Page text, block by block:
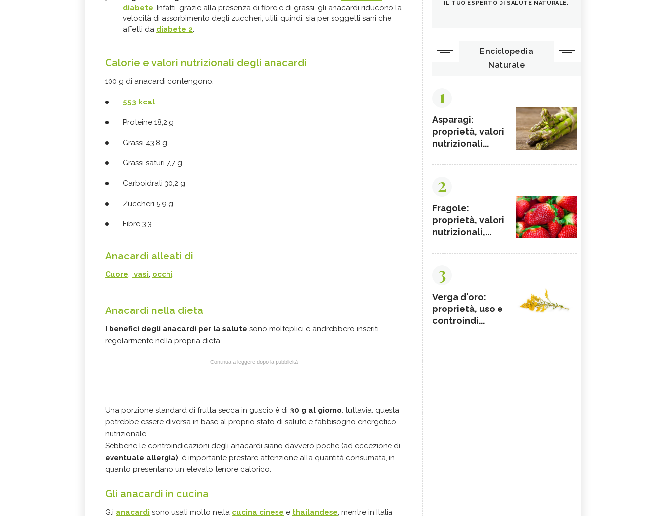
diabete. Infatti. grazie alla presenza di fibre e di grassi, gli anacardi riducono la
velocità di assorbimento degli zuccheri, utili, quindi, sia per soggetti sani che
affetti da diabete 2.
Calorie e valori nutrizionali degli anacardi
100 g di anacardi contengono:
553 kcal
Proteine 18,2 g
Grassi 43,8 g
Grassi saturi 7,7 g
Carboidrati 30,2 g
Zuccheri 5,9 g
Fibre 3,3
Anacardi alleati di
Cuore, vasi, occhi.
Anacardi nella dieta
I benefici degli anacardi per la salute sono molteplici e andrebbero inseriti
regolarmente nella propria dieta.
Continua a leggere dopo la pubblicità
Una porzione standard di frutta secca in guscio è di 30 g al giorno, tuttavia, questa
potrebbe essere diversa in base al proprio stato di salute e fabbisogno energetico-
nutrizionale.
Sebbene le controindicazioni degli anacardi siano davvero poche (ad eccezione di
eventuale allergia), è importante prestare attenzione alla quantità consumata, in
quanto presentano un elevato tenore calorico.
Gli anacardi in cucina
Gli anacardi sono usati molto nella cucina cinese e thailandese, mentre in Italia
IL TUO ESPERTO DI SALUTE NATURALE.
Enciclopedia
Naturale
1
Asparagi:
proprietà, valori
nutrizionali...
2
Fragole:
proprietà, valori
nutrizionali,...
3
Verga d'oro:
proprietà, uso e
controindi...